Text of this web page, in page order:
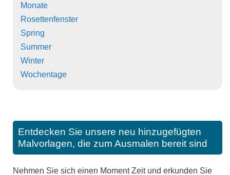
Monate
Rosettenfenster
Spring
Summer
Winter
Wochentage
Entdecken Sie unsere neu hinzugefügten
Malvorlagen, die zum Ausmalen bereit sind
Nehmen Sie sich einen Moment Zeit und erkunden Sie